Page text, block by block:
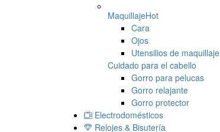
MaquillajeHot
Cara
Ojos
Utensilios de maquillaje
Cuidado para el cabello
Gorro para pelucas
Gorro relajante
Gorro protector
Electrodomésticos
Relojes & Bisutería